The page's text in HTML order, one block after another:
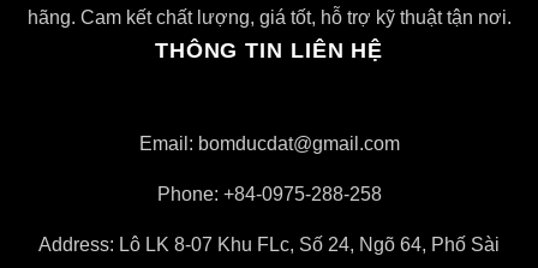
hãng. Cam kết chất lượng, giá tốt, hỗ trợ kỹ thuật tận nơi.
THÔNG TIN LIÊN HỆ
Email: bomducdat@gmail.com
Phone: +84-0975-288-258
Address: Lô LK 8-07 Khu FLc, Số 24, Ngõ 64, Phố Sài